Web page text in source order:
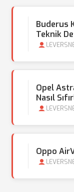
Buderus
Teknik
Opel
Nasıl
Oppo